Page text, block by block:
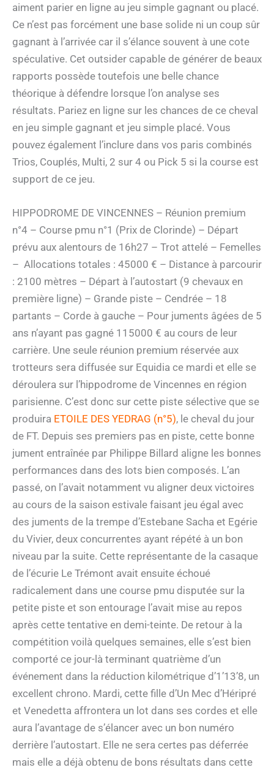
aiment parier en ligne au jeu simple gagnant ou placé.
Ce n’est pas forcément une base solide ni un coup sûr
gagnant à l’arrivée car il s’élance souvent à une cote
spéculative. Cet outsider capable de générer de beaux
rapports possède toutefois une belle chance
théorique à défendre lorsque l’on analyse ses
résultats. Pariez en ligne sur les chances de ce cheval
en jeu simple gagnant et jeu simple placé. Vous
pouvez également l’inclure dans vos paris combinés
Trios, Couplés, Multi, 2 sur 4 ou Pick 5 si la course est
support de ce jeu.
HIPPODROME DE VINCENNES – Réunion premium
n°4 – Course pmu n°1 (Prix de Clorinde) – Départ
prévu aux alentours de 16h27 – Trot attelé – Femelles
– Allocations totales : 45000 € – Distance à parcourir
: 2100 mètres – Départ à l’autostart (9 chevaux en
première ligne) – Grande piste – Cendrée – 18
partants – Corde à gauche – Pour juments âgées de 5
ans n’ayant pas gagné 115000 € au cours de leur
carrière. Une seule réunion premium réservée aux
trotteurs sera diffusée sur Equidia ce mardi et elle se
déroulera sur l’hippodrome de Vincennes en région
parisienne. C’est donc sur cette piste sélective que se
produira ETOILE DES YEDRAG (n°5), le cheval du jour
de FT. Depuis ses premiers pas en piste, cette bonne
jument entraînée par Philippe Billard aligne les bonnes
performances dans des lots bien composés. L’an
passé, on l’avait notamment vu aligner deux victoires
au cours de la saison estivale faisant jeu égal avec
des juments de la trempe d’Estebane Sacha et Egérie
du Vivier, deux concurrentes ayant répété à un bon
niveau par la suite. Cette représentante de la casaque
de l’écurie Le Trémont avait ensuite échoué
radicalement dans une course pmu disputée sur la
petite piste et son entourage l’avait mise au repos
après cette tentative en demi-teinte. De retour à la
compétition voilà quelques semaines, elle s’est bien
comporté ce jour-là terminant quatrième d’un
événement dans la réduction kilométrique d’1’13’8, un
excellent chrono. Mardi, cette fille d’Un Mec d’Héripré
et Venedetta affrontera un lot dans ses cordes et elle
aura l’avantage de s’élancer avec un bon numéro
derrière l’autostart. Elle ne sera certes pas déferrée
mais elle a déjà obtenu de bons résultats dans cette